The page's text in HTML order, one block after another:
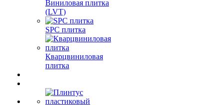
Виниловая плитка
(LVT)
SPC плитка
Кварцвиниловая
плитка